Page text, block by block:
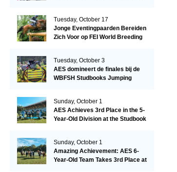
Tuesday, October 17
Jonge Eventingpaarden Bereiden
Zich Voor op FEI World Breeding
Tuesday, October 3
AES domineert de finales bij de
WBFSH Studbooks Jumping
Sunday, October 1
AES Achieves 3rd Place in the 5-
Year-Old Division at the Studbook
Sunday, October 1
Amazing Achievement: AES 6-
Year-Old Team Takes 3rd Place at